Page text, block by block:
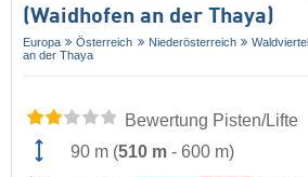
(Waidhofen an der Thaya)
Europa Österreich Niederösterreich Waldviertel
an der Thaya
Bewertung Pisten/Lifte
90 m (510 m - 600 m)